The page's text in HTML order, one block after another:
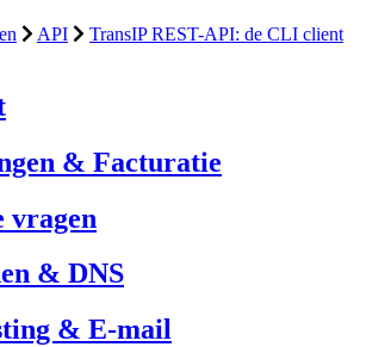
API
TransIP REST-API: de CLI client
& Facturatie
vragen
& DNS
& E-mail